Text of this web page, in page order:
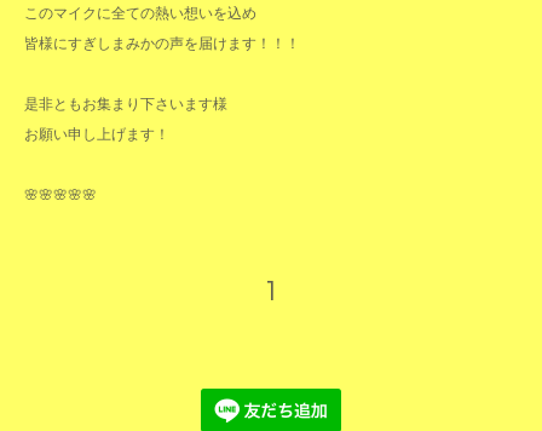
このマイクに全ての熱い想いを込め
皆様にすぎしまみかの声を届けます！！！
是非ともお集まり下さいます様
お願い申し上げます！
🌸🌸🌸🌸🌸
1